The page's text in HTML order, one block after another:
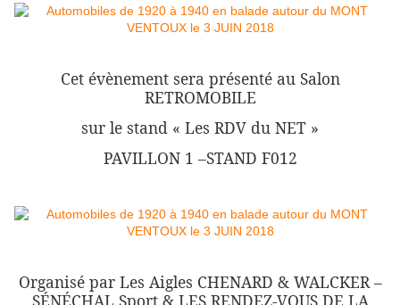
Cet évènement sera présenté au Salon
RETROMOBILE
sur le stand « Les RDV du NET »
PAVILLON 1 –STAND F012
Organisé par Les Aigles CHENARD & WALCKER –
SÉNÉCHAL Sport & LES RENDEZ-VOUS DE LA